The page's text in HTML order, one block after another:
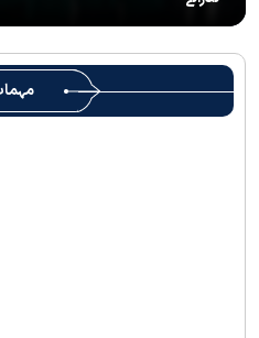
رہبرشہید ( رحمت اللہ علیہ ) کی یاد
میں تعزیتی جلسوں اور خصوصی
روضہ منورہ امام رضا(ع) کے خدام ،
کی خدمات فراہم کرنے کے لئے تیار ہیں